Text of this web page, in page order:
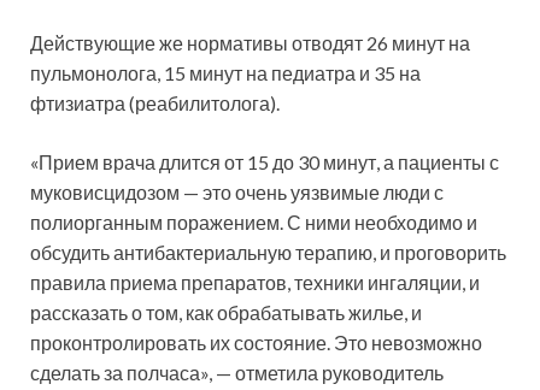
Действующие же нормативы отводят 26 минут на
пульмонолога, 15 минут на педиатра и 35 на
фтизиатра (реабилитолога).
«Прием врача длится от 15 до 30 минут, а пациенты с
муковисцидозом — это очень уязвимые люди с
полиорганным поражением. С ними необходимо и
обсудить антибактериальную терапию, и проговорить
правила приема препаратов, техники ингаляции, и
рассказать о том, как обрабатывать жилье, и
проконтролировать их состояние. Это невозможно
сделать за полчаса», — отметила руководитель